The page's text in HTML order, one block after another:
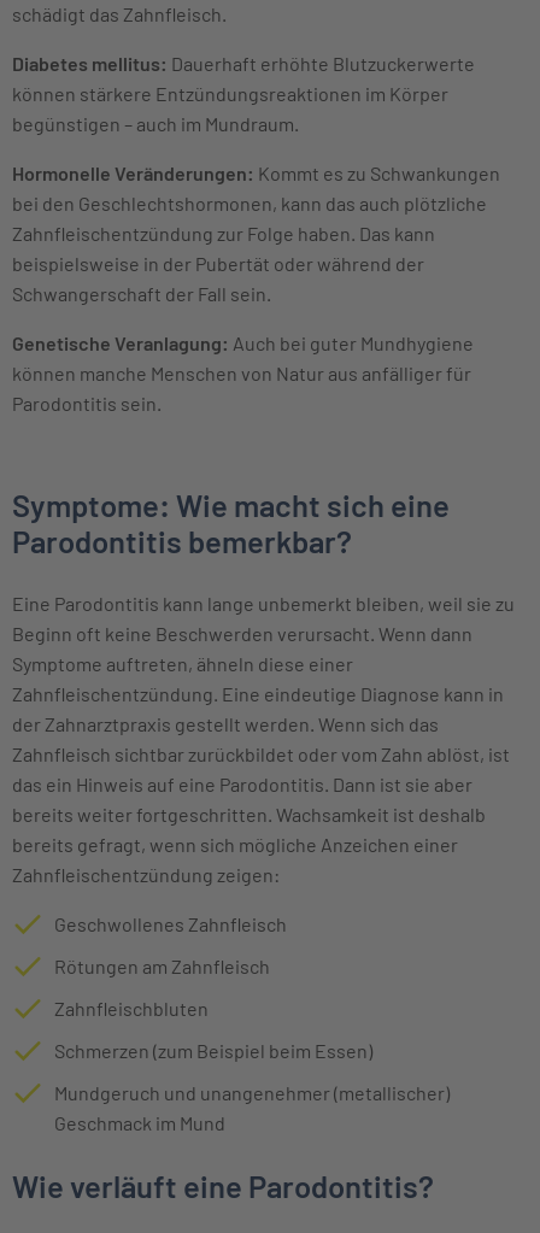
schädigt das Zahnfleisch.
Diabetes mellitus: Dauerhaft erhöhte Blutzuckerwerte
können stärkere Entzündungsreaktionen im Körper
begünstigen – auch im Mundraum.
Hormonelle Veränderungen: Kommt es zu Schwankungen
bei den Geschlechtshormonen, kann das auch plötzliche
Zahnfleischentzündung zur Folge haben. Das kann
beispielsweise in der Pubertät oder während der
Schwangerschaft der Fall sein.
Genetische Veranlagung: Auch bei guter Mundhygiene
können manche Menschen von Natur aus anfälliger für
Parodontitis sein.
Symptome: Wie macht sich eine
Parodontitis bemerkbar?
Eine Parodontitis kann lange unbemerkt bleiben, weil sie zu
Beginn oft keine Beschwerden verursacht. Wenn dann
Symptome auftreten, ähneln diese einer
Zahnfleischentzündung. Eine eindeutige Diagnose kann in
der Zahnarztpraxis gestellt werden. Wenn sich das
Zahnfleisch sichtbar zurückbildet oder vom Zahn ablöst, ist
das ein Hinweis auf eine Parodontitis. Dann ist sie aber
bereits weiter fortgeschritten. Wachsamkeit ist deshalb
bereits gefragt, wenn sich mögliche Anzeichen einer
Zahnfleischentzündung zeigen:
Geschwollenes Zahnfleisch
Rötungen am Zahnfleisch
Zahnfleischbluten
Schmerzen (zum Beispiel beim Essen)
Mundgeruch und unangenehmer (metallischer)
Geschmack im Mund
Wie verläuft eine Parodontitis?